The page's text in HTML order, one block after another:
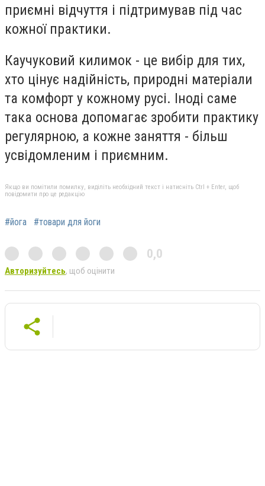
приємні відчуття і підтримував під час
кожної практики.
Каучуковий килимок - це вибір для тих,
хто цінує надійність, природні матеріали
та комфорт у кожному русі. Іноді саме
така основа допомагає зробити практику
регулярною, а кожне заняття - більш
усвідомленим і приємним.
Якщо ви помітили помилку, виділіть необхідний текст і натисніть Ctrl + Enter, щоб
повідомити про це редакцію
#йога #товари для йоги
0,0
Авторизуйтесь, щоб оцінити